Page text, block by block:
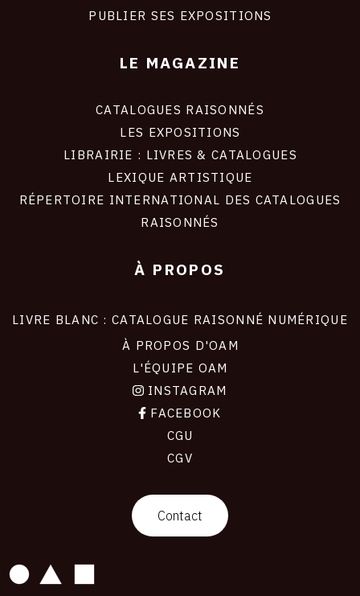
PUBLIER SES EXPOSITIONS
LE MAGAZINE
CATALOGUES RAISONNÉS
LES EXPOSITIONS
LIBRAIRIE : LIVRES & CATALOGUES
LEXIQUE ARTISTIQUE
RÉPERTOIRE INTERNATIONAL DES CATALOGUES
RAISONNÉS
À PROPOS
LIVRE BLANC : CATALOGUE RAISONNÉ NUMÉRIQUE
À PROPOS D'OAM
L'ÉQUIPE OAM
INSTAGRAM
FACEBOOK
CGU
CGV
Contact